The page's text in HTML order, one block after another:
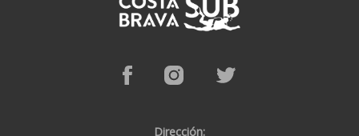
Dirección: